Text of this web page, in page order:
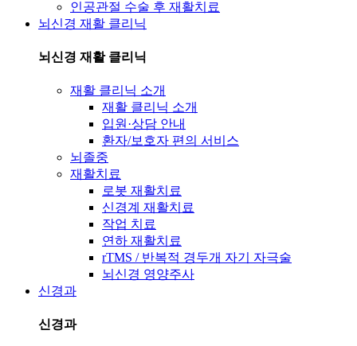
인공관절 수술 후 재활치료
뇌신경 재활 클리닉
뇌신경 재활 클리닉
재활 클리닉 소개
재활 클리닉 소개
입원·상담 안내
환자/보호자 편의 서비스
뇌졸중
재활치료
로봇 재활치료
신경계 재활치료
작업 치료
연하 재활치료
rTMS / 반복적 경두개 자기 자극술
뇌신경 영양주사
신경과
신경과